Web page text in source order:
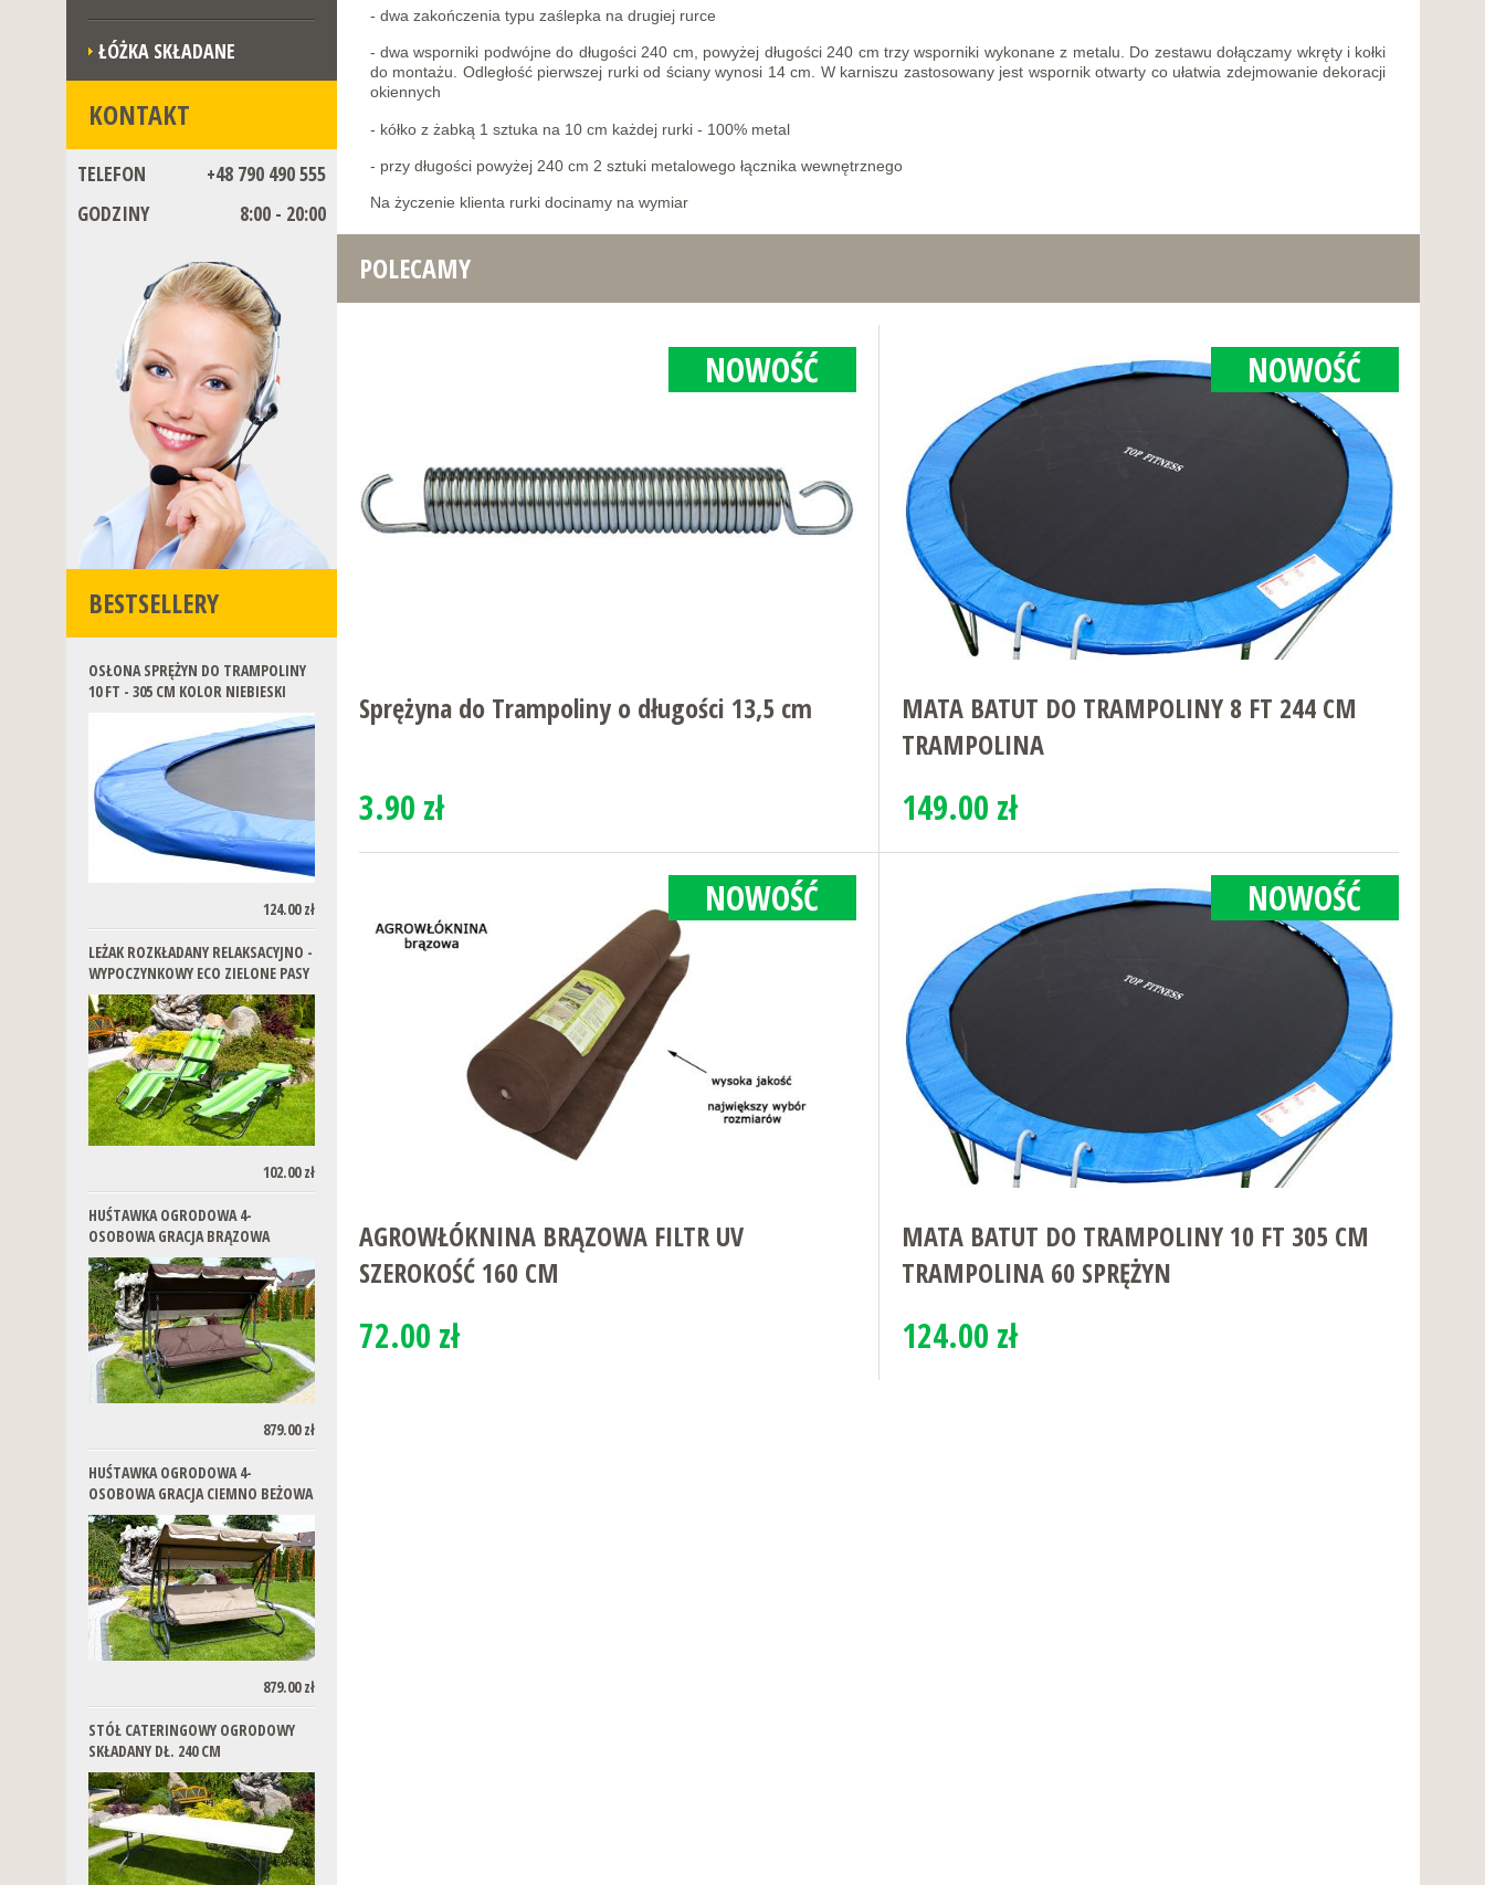
ŁÓŻKA SKŁADANE
KONTAKT
TELEFON
+48 790 490 555
GODZINY
8:00 - 20:00
BESTSELLERY
OSŁONA SPRĘŻYN DO TRAMPOLINY
10 FT - 305 CM KOLOR NIEBIESKI
124.00 zł
LEŻAK ROZKŁADANY RELAKSACYJNO -
WYPOCZYNKOWY ECO ZIELONE PASY
102.00 zł
HUŚTAWKA OGRODOWA 4-
OSOBOWA GRACJA BRĄZOWA
879.00 zł
HUŚTAWKA OGRODOWA 4-
OSOBOWA GRACJA CIEMNO BEŻOWA
879.00 zł
STÓŁ CATERINGOWY OGRODOWY
SKŁADANY DŁ. 240 CM
- dwa zakończenia typu zaślepka na drugiej rurce
- dwa wsporniki podwójne do długości 240 cm, powyżej długości 240 cm trzy wsporniki wykonane z metalu. Do zestawu dołączamy wkręty i kołki
do montażu. Odległość pierwszej rurki od ściany wynosi 14 cm. W karniszu zastosowany jest wspornik otwarty co ułatwia zdejmowanie dekoracji
okiennych
- kółko z żabką 1 sztuka na 10 cm każdej rurki - 100% metal
- przy długości powyżej 240 cm 2 sztuki metalowego łącznika wewnętrznego
Na życzenie klienta rurki docinamy na wymiar
POLECAMY
NOWOŚĆ
Sprężyna do Trampoliny o długości 13,5 cm
3.90 zł
NOWOŚĆ
MATA BATUT DO TRAMPOLINY 8 FT 244 CM
TRAMPOLINA
149.00 zł
NOWOŚĆ
AGROWŁÓKNINA BRĄZOWA FILTR UV
SZEROKOŚĆ 160 CM
72.00 zł
NOWOŚĆ
MATA BATUT DO TRAMPOLINY 10 FT 305 CM
TRAMPOLINA 60 SPRĘŻYN
124.00 zł